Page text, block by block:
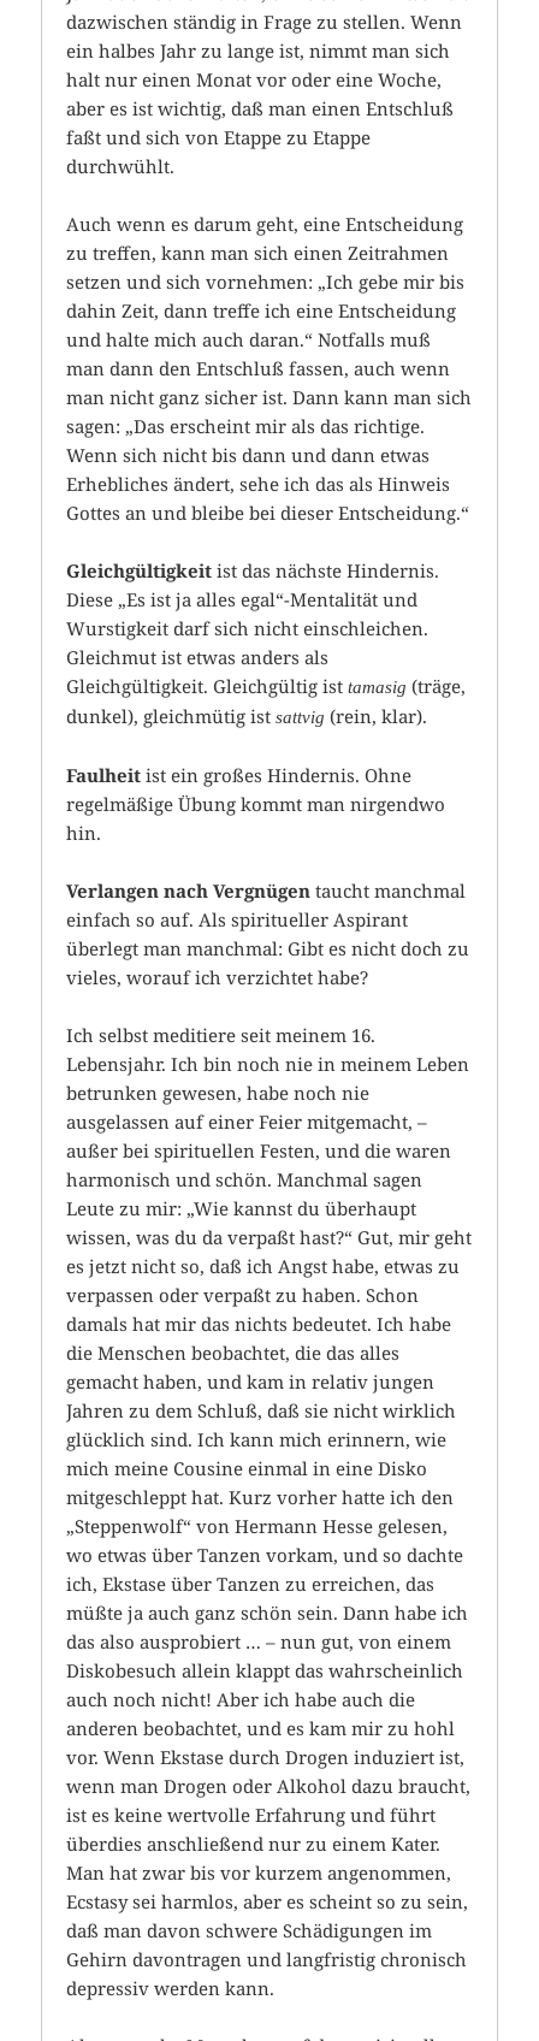
dazwischen ständig in Frage zu stellen. Wenn
ein halbes Jahr zu lange ist, nimmt man sich
halt nur einen Monat vor oder eine Woche,
aber es ist wichtig, daß man einen Entschluß
faßt und sich von Etappe zu Etappe
durchwühlt.
Auch wenn es darum geht, eine Entscheidung
zu treffen, kann man sich einen Zeitrahmen
setzen und sich vornehmen: „Ich gebe mir bis
dahin Zeit, dann treffe ich eine Entscheidung
und halte mich auch daran.“ Notfalls muß
man dann den Entschluß fassen, auch wenn
man nicht ganz sicher ist. Dann kann man sich
sagen: „Das erscheint mir als das richtige.
Wenn sich nicht bis dann und dann etwas
Erhebliches ändert, sehe ich das als Hinweis
Gottes an und bleibe bei dieser Entscheidung.“
Gleichgültigkeit ist das nächste Hindernis.
Diese „Es ist ja alles egal“-Mentalität und
Wurstigkeit darf sich nicht einschleichen.
Gleichmut ist etwas anders als
Gleichgültigkeit. Gleichgültig isttamasig (träge,
dunkel), gleichmütig istsattvig (rein, klar).
Faulheit ist ein großes Hindernis. Ohne
regelmäßige Übung kommt man nirgendwo
hin.
Verlangen nach Vergnügen taucht manchmal
einfach so auf. Als spiritueller Aspirant
überlegt man manchmal: Gibt es nicht doch zu
vieles, worauf ich verzichtet habe?
Ich selbst meditiere seit meinem 16.
Lebensjahr. Ich bin noch nie in meinem Leben
betrunken gewesen, habe noch nie
ausgelassen auf einer Feier mitgemacht, –
außer bei spirituellen Festen, und die waren
harmonisch und schön. Manchmal sagen
Leute zu mir: „Wie kannst du überhaupt
wissen, was du da verpaßt hast?“ Gut, mir geht
es jetzt nicht so, daß ich Angst habe, etwas zu
verpassen oder verpaßt zu haben. Schon
damals hat mir das nichts bedeutet. Ich habe
die Menschen beobachtet, die das alles
gemacht haben, und kam in relativ jungen
Jahren zu dem Schluß, daß sie nicht wirklich
glücklich sind. Ich kann mich erinnern, wie
mich meine Cousine einmal in eine Disko
mitgeschleppt hat. Kurz vorher hatte ich den
„Steppenwolf“ von Hermann Hesse gelesen,
wo etwas über Tanzen vorkam, und so dachte
ich, Ekstase über Tanzen zu erreichen, das
müßte ja auch ganz schön sein. Dann habe ich
das also ausprobiert … – nun gut, von einem
Diskobesuch allein klappt das wahrscheinlich
auch noch nicht! Aber ich habe auch die
anderen beobachtet, und es kam mir zu hohl
vor. Wenn Ekstase durch Drogen induziert ist,
wenn man Drogen oder Alkohol dazu braucht,
ist es keine wertvolle Erfahrung und führt
überdies anschließend nur zu einem Kater.
Man hat zwar bis vor kurzem angenommen,
Ecstasy sei harmlos, aber es scheint so zu sein,
daß man davon schwere Schädigungen im
Gehirn davontragen und langfristig chronisch
depressiv werden kann.